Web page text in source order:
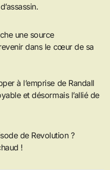
une source
dans le cœur de sa
à l’emprise de Randall
et désormais l’allié de
de Revolution ?
!